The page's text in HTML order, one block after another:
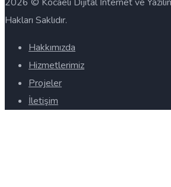
Hakları Saklıdır.
Hakkımızda
Hizmetlerimiz
Projeler
İletişim